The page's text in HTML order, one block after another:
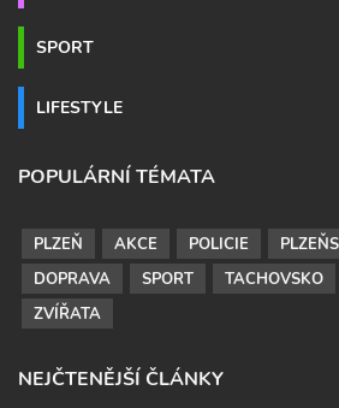
SPORT
LIFESTYLE
POPULÁRNÍ TÉMATA
PLZEŇ AKCE POLICIE
DOPRAVA
SPORT TACHOVSKO
ZVÍŘATA
NEJČTENĚJŠÍ ČLÁNKY